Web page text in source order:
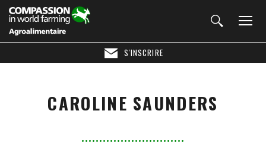
S'INSCRIRE
CAROLINE SAUNDERS